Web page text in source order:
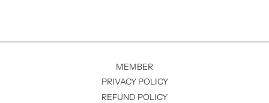
MEMBER
PRIVACY POLICY
REFUND POLICY